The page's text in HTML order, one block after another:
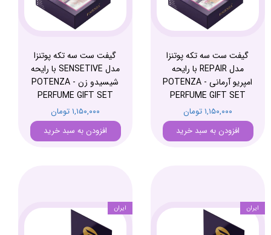
گیفت ست سه تکه پوتنزا
مدل REPAIR با رایحه
امپریو آرمانی - POTENZA
PERFUME GIFT SET
۱,۱۵۰,۰۰۰ تومان
افزودن به سبد خرید
گیفت ست سه تکه پوتنزا
مدل SENSETIVE با رایحه
شیسیدو زن - POTENZA
PERFUME GIFT SET
۱,۱۵۰,۰۰۰ تومان
افزودن به سبد خرید
ایران ایران